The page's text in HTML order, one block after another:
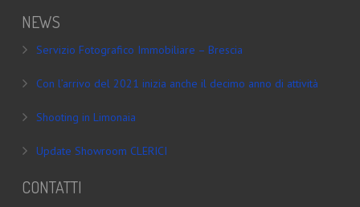
NEWS
Servizio Fotografico Immobiliare – Brescia
Con l’arrivo del 2021 inizia anche il decimo anno di attività
Shooting in Limonaia
Update Showroom CLERICI
CONTATTI